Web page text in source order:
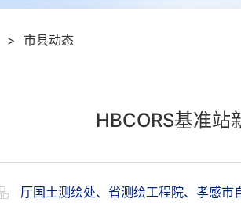
> 市县动态
HBCORS基准站
厅国土测绘处、省测绘工程院、孝感市